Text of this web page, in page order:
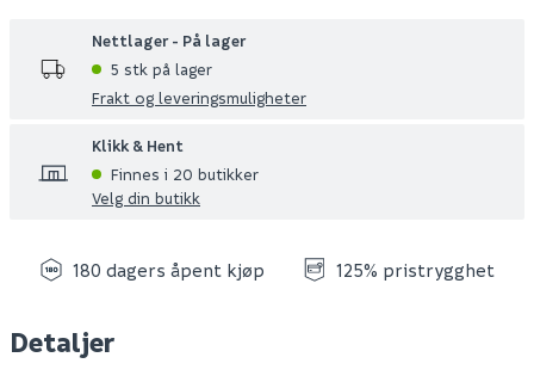
Nettlager - På lager
5 stk på lager
Frakt og leveringsmuligheter
Klikk & Hent
Finnes i 20 butikker
Velg din butikk
180 dagers åpent kjøp 125% pristrygghet
Detaljer